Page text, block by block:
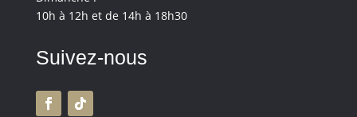
10h à 12h et de 14h à 18h30
Suivez-nous